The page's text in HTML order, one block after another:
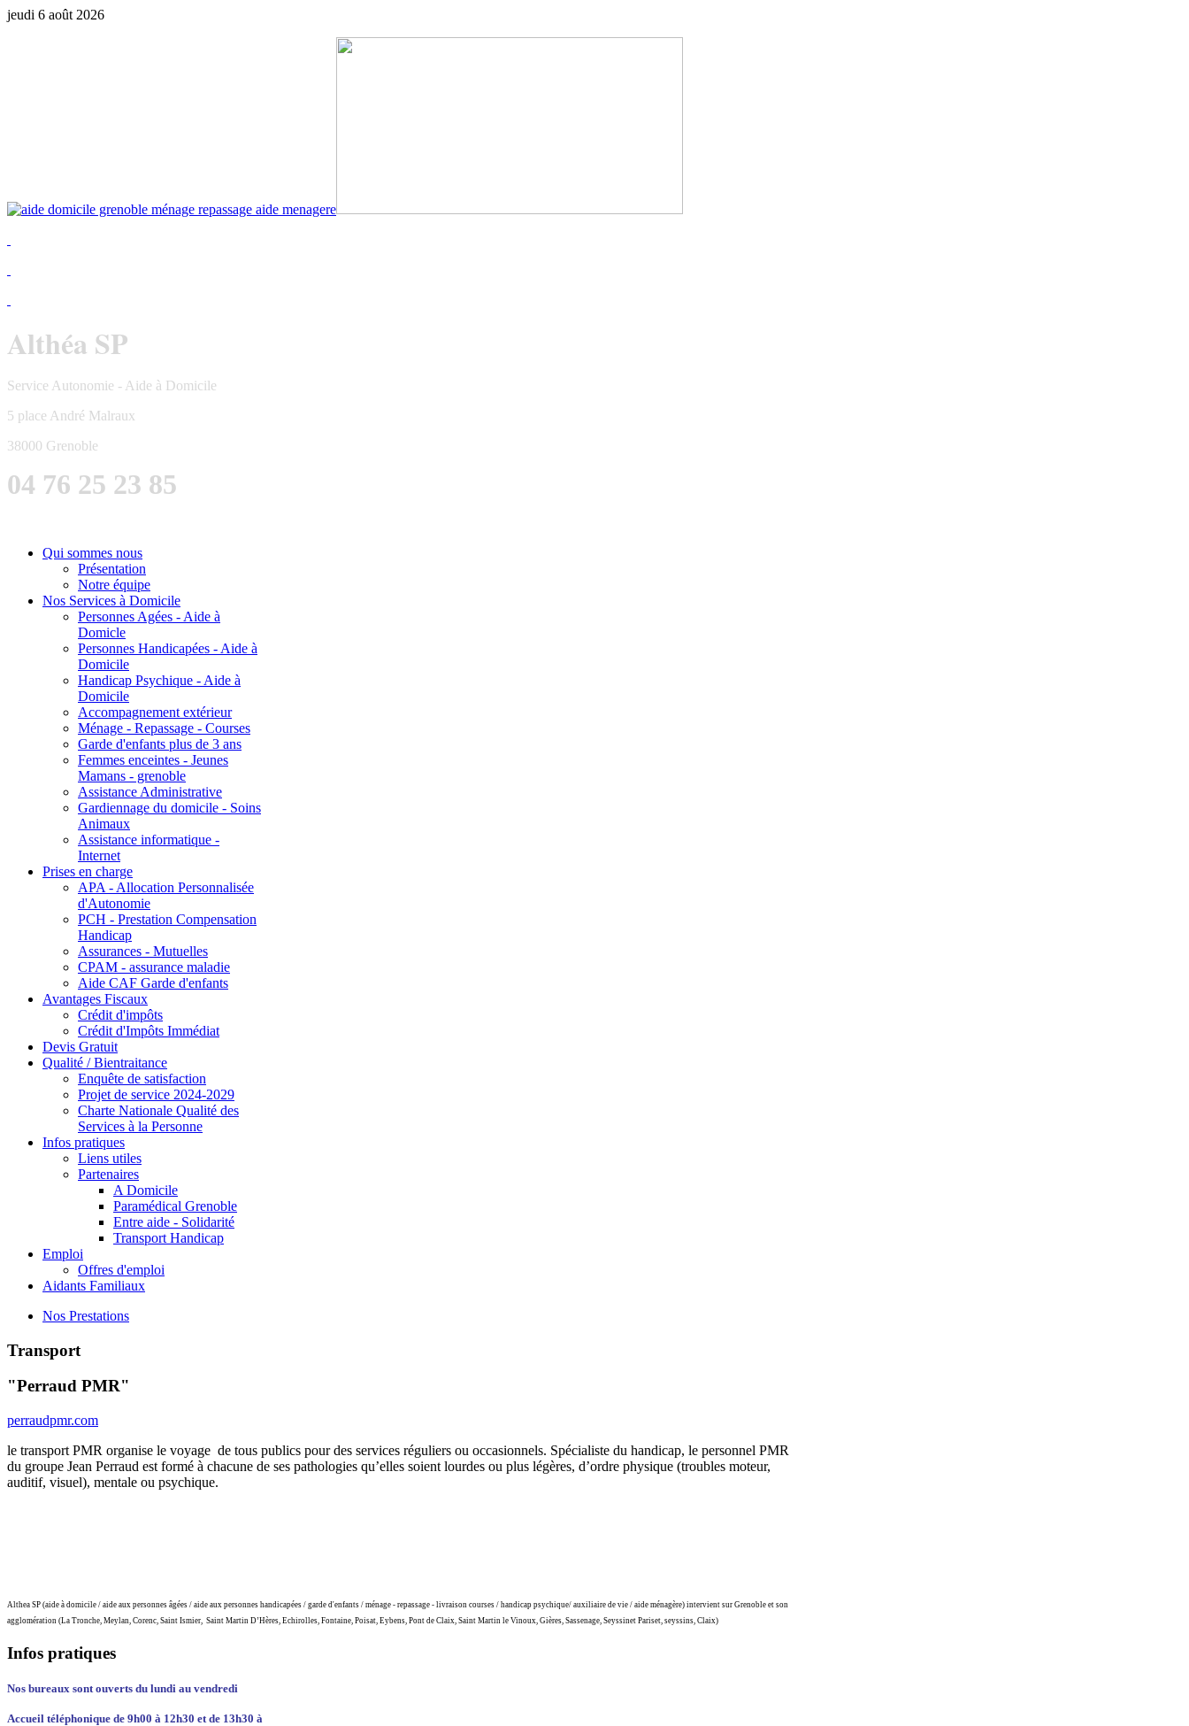
jeudi 6 août 2026
Althéa SP
Service Autonomie - Aide à Domicile
5 place André Malraux
38000 Grenoble
04 76 25 23 85
Qui sommes nous
Présentation
Notre équipe
Nos Services à Domicile
Personnes Agées - Aide à
Domicle
Personnes Handicapées - Aide à
Domicile
Handicap Psychique - Aide à
Domicile
Accompagnement extérieur
Ménage - Repassage - Courses
Garde d'enfants plus de 3 ans
Femmes enceintes - Jeunes
Mamans - grenoble
Assistance Administrative
Gardiennage du domicile - Soins
Animaux
Assistance informatique -
Internet
Prises en charge
APA - Allocation Personnalisée
d'Autonomie
PCH - Prestation Compensation
Handicap
Assurances - Mutuelles
CPAM - assurance maladie
Aide CAF Garde d'enfants
Avantages Fiscaux
Crédit d'impôts
Crédit d'Impôts Immédiat
Devis Gratuit
Qualité / Bientraitance
Enquête de satisfaction
Projet de service 2024-2029
Charte Nationale Qualité des
Services à la Personne
Infos pratiques
Liens utiles
Partenaires
A Domicile
Paramédical Grenoble
Entre aide - Solidarité
Transport Handicap
Emploi
Offres d'emploi
Aidants Familiaux
Nos Prestations
Transport
"Perraud PMR"
perraudpmr.com
le transport PMR organise le voyage de tous publics pour des services réguliers ou occasionnels. Spécialiste du handicap, le personnel PMR
du groupe Jean Perraud est formé à chacune de ses pathologies qu’elles soient lourdes ou plus légères, d’ordre physique (troubles moteur,
auditif, visuel), mentale ou psychique.
Althea SP (aide à domicile / aide aux personnes âgées / aide aux personnes handicapées / garde d'enfants / ménage - repassage - livraison courses / handicap psychique/ auxiliaire de vie / aide ménagère) intervient sur Grenoble et son
agglomération (La Tronche, Meylan, Corenc, Saint Ismier, Saint Martin D’Hères, Echirolles, Fontaine, Poisat, Eybens, Pont de Claix, Saint Martin le Vinoux, Gières, Sassenage, Seyssinet Pariset, seyssins, Claix)
Infos pratiques
Nos bureaux sont ouverts du lundi au vendredi
Accueil téléphonique de 9h00 à 12h30 et de 13h30 à